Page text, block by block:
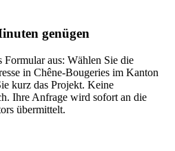
genügen
Formular aus: Wählen Sie die
in Chêne-Bougeries im Kanton
kurz das Projekt. Keine
Ihre Anfrage wird sofort an die
übermittelt.